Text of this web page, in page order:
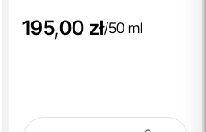
195,00 zł/50 ml